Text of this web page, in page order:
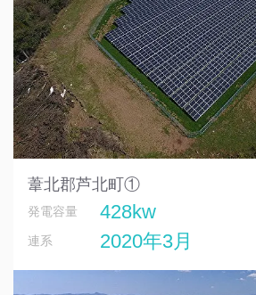
葦北郡芦北町①
発電容量 428kw
連系 2020年3月